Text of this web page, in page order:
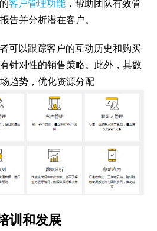
客户管理功能 ，帮助团队有效管
告并分析潜在客户。
可以跟踪客户的互动历史和购买
针对性的销售策略。此外，其数
趋势，优化资源分配
训和发展